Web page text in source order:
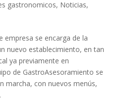
gastronomicos, Noticias,
empresa se encarga de la
nuevo establecimiento, en tan
ya previamente en
de GastroAsesoramiento se
marcha, con nuevos menús,